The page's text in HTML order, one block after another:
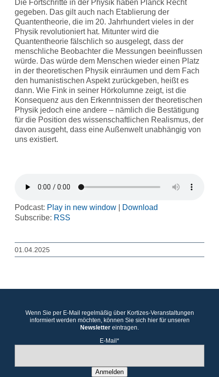
Die Fortschritte in der Physik haben Planck Recht
gegeben. Das gilt auch nach Etablierung der
Quantentheorie, die im 20. Jahrhundert vieles in der
Physik revolutioniert hat. Mitunter wird die
Quantentheorie fälschlich so ausgelegt, dass der
menschliche Beobachter die Messungen beeinflussen
würde. Das würde dem Menschen wieder einen Platz
in der theoretischen Physik einräumen und dem Fach
den humanistischen Aspekt zurückgeben, heißt es
dann. Wie Fink in seiner Hörkolumne zeigt, ist die
Konsequenz aus den Erkenntnissen der theoretischen
Physik jedoch eine andere – nämlich die Bestätigung
für die Position des wissenschaftlichen Realismus, der
davon ausgeht, dass eine Außenwelt unabhängig von
uns existiert.
Podcast: Play in new window
Download
Subscribe: RSS
01.04.2025
Wenn Sie per E-Mail regelmäßig über Kortizes-Veranstaltungen
informiert werden möchten, können Sie sich hier für unseren
Newsletter eintragen.
E-Mail*
Anmelden